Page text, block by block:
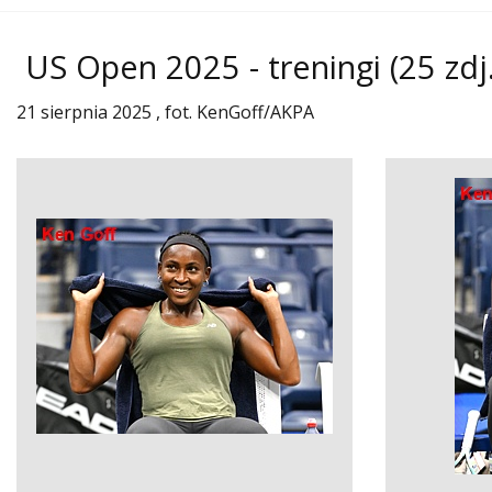
US Open 2025 - treningi (25
21 sierpnia 2025 , fot. KenGoff/AKPA